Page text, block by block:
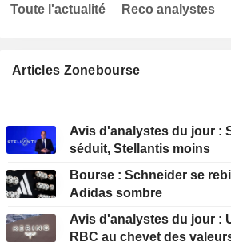
Articles Zonebourse
Avis d'analystes du jour :
séduit, Stellantis moins
Bourse : Schneider se
Adidas sombre
Avis d'analystes du jour :
RBC au chevet des
Toute l'actualité Reco analystes